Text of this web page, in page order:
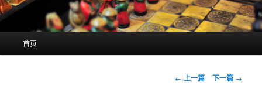
首页
文
← 上一篇 下一篇 →